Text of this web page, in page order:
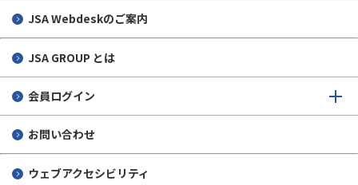
光産業技術振興協会
日本筆記具工業会
日本建設機械施工協会
日本筆記具工業会
光産業技術振興協会
日本建設機械施工協会
製品安全協会
日本筆記具工業会
光産業技術振興協会
日本建設機械施工協会
JSA Webdeskのご案内
JSA GROUP とは
会員ログイン
お問い合わせ
ウェブアクセシビリティ